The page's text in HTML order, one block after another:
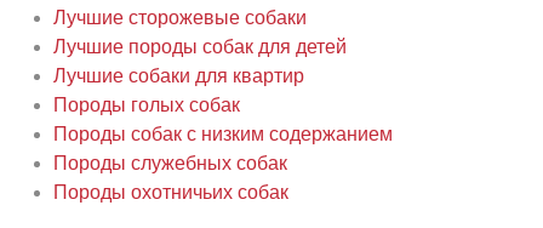
Лучшие сторожевые собаки
Лучшие породы собак для детей
Лучшие собаки для квартир
Породы голых собак
Породы собак с низким содержанием
Породы служебных собак
Породы охотничьих собак